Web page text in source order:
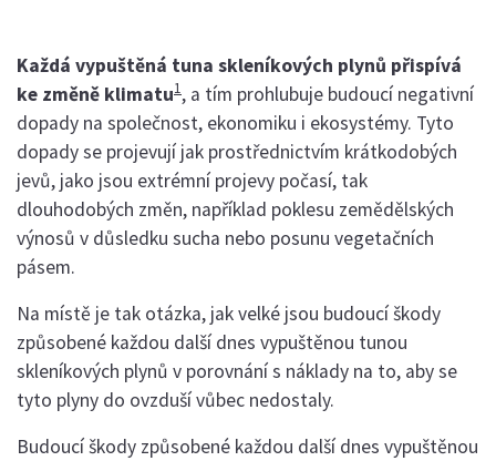
Každá vypuštěná tuna skleníkových plynů přispívá
ke změně klimatu1, a tím prohlubuje budoucí negativní
dopady na společnost, ekonomiku i ekosystémy. Tyto
dopady se projevují jak prostřednictvím krátkodobých
jevů, jako jsou extrémní projevy počasí, tak
dlouhodobých změn, například poklesu zemědělských
výnosů v důsledku sucha nebo posunu vegetačních
pásem.
Na místě je tak otázka, jak velké jsou budoucí škody
způsobené každou další dnes vypuštěnou tunou
skleníkových plynů v porovnání s náklady na to, aby se
tyto plyny do ovzduší vůbec nedostaly.
Budoucí škody způsobené každou další dnes vypuštěnou